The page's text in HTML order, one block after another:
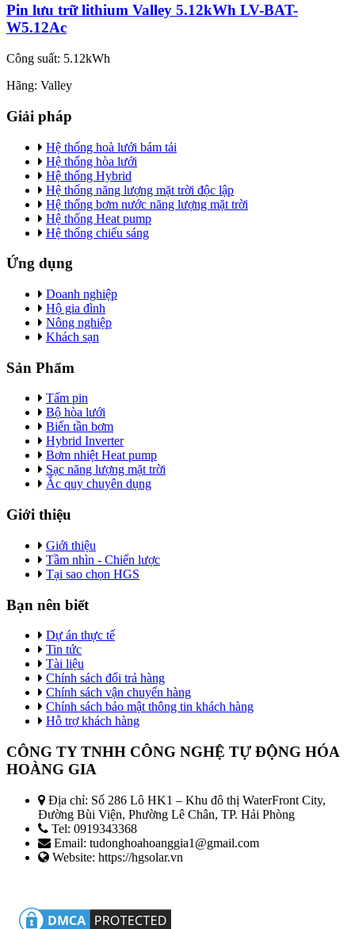
Pin lưu trữ lithium Valley 5.12kWh LV-BAT-
W5.12Ac
Công suất: 5.12kWh
Hãng: Valley
Giải pháp
Hệ thống hoà lưới bám tải
Hệ thống hòa lưới
Hệ thống Hybrid
Hệ thống năng lượng mặt trời độc lập
Hệ thống bơm nước năng lượng mặt trời
Hệ thống Heat pump
Hệ thống chiếu sáng
Ứng dụng
Doanh nghiệp
Hộ gia đình
Nông nghiệp
Khách sạn
Sản Phẩm
Tấm pin
Bộ hòa lưới
Biến tần bơm
Hybrid Inverter
Bơm nhiệt Heat pump
Sạc năng lượng mặt trời
Ắc quy chuyên dụng
Giới thiệu
Giới thiệu
Tầm nhìn - Chiến lược
Tại sao chọn HGS
Bạn nên biết
Dự án thực tế
Tin tức
Tài liệu
Chính sách đổi trả hàng
Chính sách vận chuyển hàng
Chính sách bảo mật thông tin khách hàng
Hỗ trợ khách hàng
CÔNG TY TNHH CÔNG NGHỆ TỰ ĐỘNG HÓA
HOÀNG GIA
Địa chỉ: Số 286 Lô HK1 – Khu đô thị WaterFront City,
Đường Bùi Viện, Phường Lê Chân, TP. Hải Phòng
Tel: 0919343368
Email: tudonghoahoanggia1@gmail.com
Website: https://hgsolar.vn